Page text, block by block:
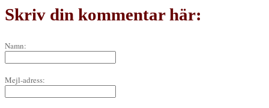
Skriv din kommentar här:
Namn:
Mejl-adress: